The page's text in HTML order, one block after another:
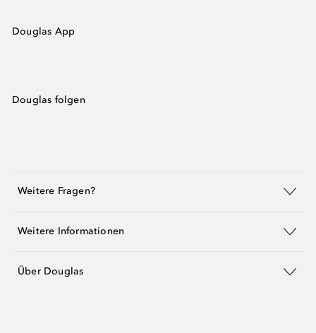
Douglas App
Douglas folgen
Weitere Fragen?
Weitere Informationen
Über Douglas